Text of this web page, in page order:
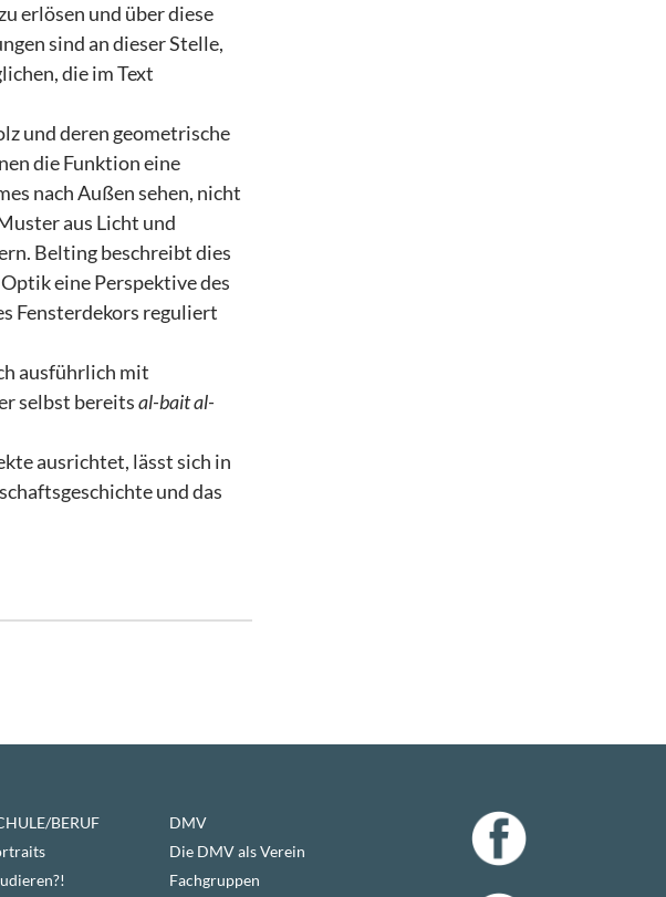
erlösen und über diese
sind an dieser Stelle,
die im Text
und deren geometrische
die Funktion eine
nach Außen sehen, nicht
aus Licht und
Belting beschreibt dies
eine Perspektive des
Fensterdekors reguliert
ausführlich mit
selbst bereitsal-bait al-
ausrichtet, lässt sich in
und das
BERUF
DMV
Die DMV als Verein
Fachgruppen